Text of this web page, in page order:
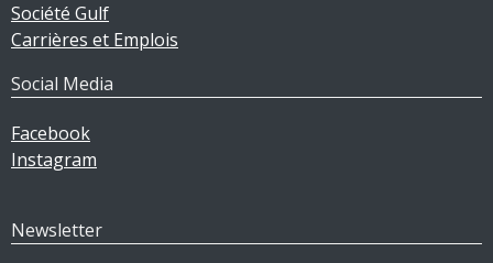
Société Gulf
Carrières et Emplois
Social Media
Facebook
Instagram
Newsletter